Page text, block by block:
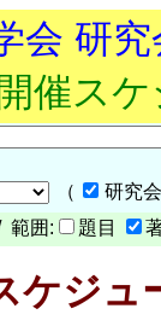
会 研
催ス
（
研究
範囲: 題目
ケジュ